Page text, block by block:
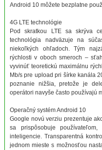
Android 10 môžete bezplatne
4G LTE technológie
Pod skratkou LTE sa skrýva
technológia nadväzuje na
niekoľkých ohľadoch. Tým
rýchlosti v oboch smeroch –
vyvinúť teoretickú maximálnu
Mb/s pre upload pri šírke kanála
poznanie nižšia, pretože je
operátori navyše často používajú
Operačný systém Android 10
Google novú verziu prezentuje
sa prispôsobuje
inteligencie. Transparentná
jednom mieste s možnosťou